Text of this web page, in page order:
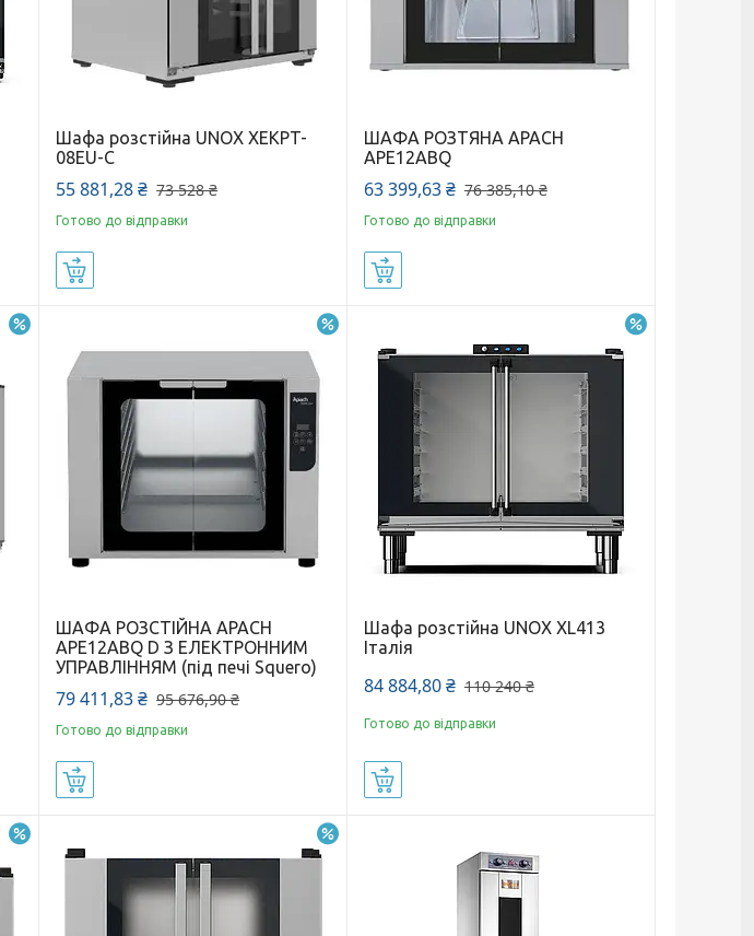
Шафа розстійна UNOX XEKPT-
08EU-C
55 881,28 ₴ 73 528 ₴
Готово до відправки
ШАФА РОЗТЯНА APACH
APE12ABQ
63 399,63 ₴ 76 385,10 ₴
Готово до відправки
ШАФА РОЗСТІЙНА APACH
APE12ABQ D З ЕЛЕКТРОННИМ
УПРАВЛІННЯМ (під печі Squero)
79 411,83 ₴ 95 676,90 ₴
Готово до відправки
Шафа розстійна UNOX XL413
Італія
84 884,80 ₴ 110 240 ₴
Готово до відправки